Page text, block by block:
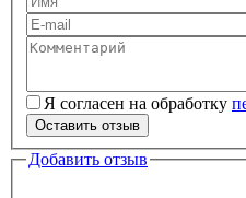
Ваше имя
Ваш e-mail
Текст вашего отзыва
Я согласен на обработку
Персональные данные
Оставить отзыв
Добавить отзыв